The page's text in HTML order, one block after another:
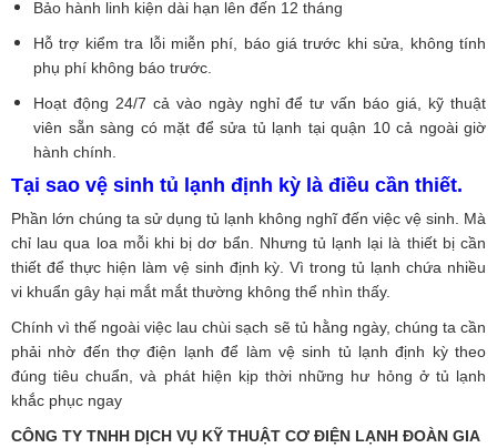
Bảo hành linh kiện dài hạn lên đến 12 tháng
Hỗ trợ kiểm tra lỗi miễn phí, báo giá trước khi sửa, không tính
phụ phí không báo trước.
Hoạt động 24/7 cả vào ngày nghỉ để tư vấn báo giá, kỹ thuật
viên sẵn sàng có mặt để sửa tủ lạnh tại quận 10 cả ngoài giờ
hành chính.
Tại sao vệ sinh tủ lạnh định kỳ là điều cần thiết.
Phần lớn chúng ta sử dụng tủ lạnh không nghĩ đến việc vệ sinh. Mà
chỉ lau qua loa mỗi khi bị dơ bẩn. Nhưng tủ lạnh lại là thiết bị cần
thiết để thực hiện làm vệ sinh định kỳ. Vì trong tủ lạnh chứa nhiều
vi khuẩn gây hại mắt mắt thường không thể nhìn thấy.
Chính vì thế ngoài việc lau chùi sạch sẽ tủ hằng ngày, chúng ta cần
phải nhờ đến thợ điện lạnh để làm vệ sinh tủ lạnh định kỳ theo
đúng tiêu chuẩn, và phát hiện kịp thời những hư hỏng ở tủ lạnh
khắc phục ngay
CÔNG TY TNHH DỊCH VỤ KỸ THUẬT CƠ ĐIỆN LẠNH ĐOÀN GIA